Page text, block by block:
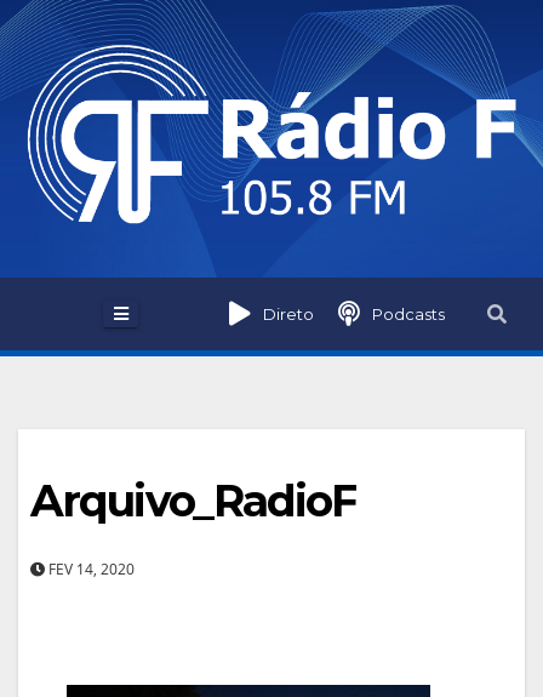
Skip
to
content
Direto Podcasts
Arquivo_RadioF
FEV 14, 2020